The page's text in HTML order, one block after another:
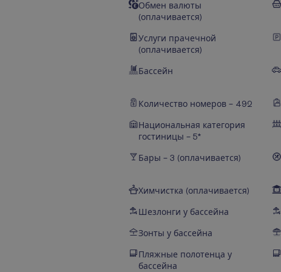
Обмен валюты
(оплачивается)
Услуги прачечной
(оплачивается)
Бассейн
Количество номеров – 492
Национальная категория
гостиницы – 5*
Бары – 3 (оплачивается)
Химчистка (оплачивается)
Шезлонги у бассейна
Зонты у бассейна
Пляжные полотенца у
бассейна